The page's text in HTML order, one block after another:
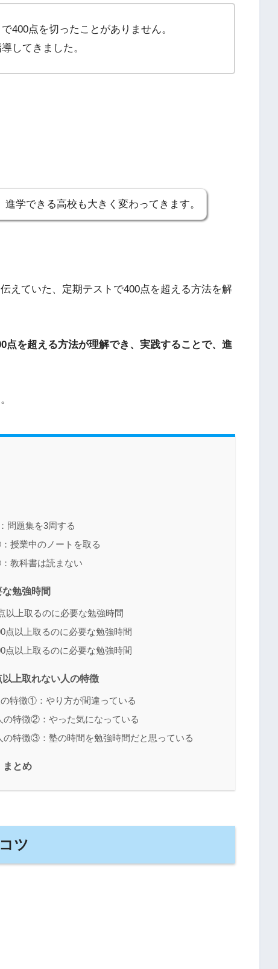
400点を切ったことがありません。
してきました。
学できる高校も大きく変わってきます。
えていた、定期テストで400点を超える方法を解
点を超える方法が理解でき、実践することで、進
問題集を3周する
授業中のノートを取る
教科書は読まない
勉強時間
以上取るのに必要な勉強時間
点以上取るのに必要な勉強時間
点以上取るのに必要な勉強時間
上取れない人の特徴
特徴①：やり方が間違っている
の特徴②：やった気になっている
の特徴③：塾の時間を勉強時間だと思っている
まとめ
ツ